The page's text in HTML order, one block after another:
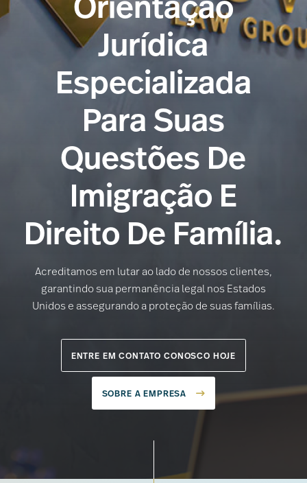
Orientação
Jurídica
Especializada
Para Suas
Questões De
Imigração E
Direito De Família.
Acreditamos em lutar ao lado de nossos clientes,
garantindo sua permanência legal nos Estados
Unidos e assegurando a proteção de suas famílias.
ENTRE EM CONTATO CONOSCO HOJE
SOBRE A EMPRESA